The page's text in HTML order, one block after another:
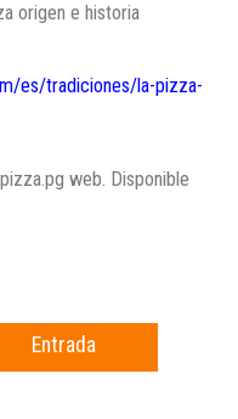
origen e historia
es/tradiciones/la-pizza-
web. Disponible
Entrada